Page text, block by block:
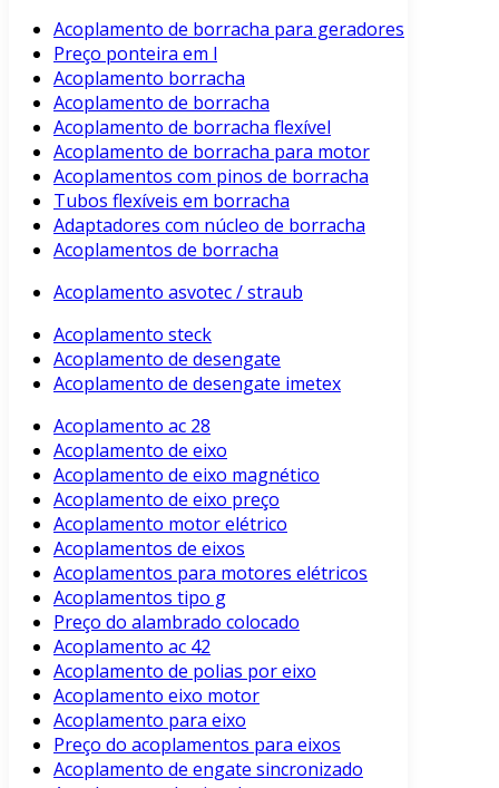
Acoplamento de borracha para geradores
Preço ponteira em l
Acoplamento borracha
Acoplamento de borracha
Acoplamento de borracha flexível
Acoplamento de borracha para motor
Acoplamentos com pinos de borracha
Tubos flexíveis em borracha
Adaptadores com núcleo de borracha
Acoplamentos de borracha
Acoplamento asvotec / straub
Acoplamento steck
Acoplamento de desengate
Acoplamento de desengate imetex
Acoplamento ac 28
Acoplamento de eixo
Acoplamento de eixo magnético
Acoplamento de eixo preço
Acoplamento motor elétrico
Acoplamentos de eixos
Acoplamentos para motores elétricos
Acoplamentos tipo g
Preço do alambrado colocado
Acoplamento ac 42
Acoplamento de polias por eixo
Acoplamento eixo motor
Acoplamento para eixo
Preço do acoplamentos para eixos
Acoplamento de engate sincronizado